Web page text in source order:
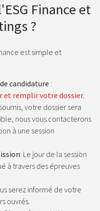
Finance et
?
est simple et
candidature :
et remplir votre dossier.
votre dossier sera
nous vous contacterons
à une session
: Le jour de la session
à travers des épreuves
serez informé de votre
ouvrés.